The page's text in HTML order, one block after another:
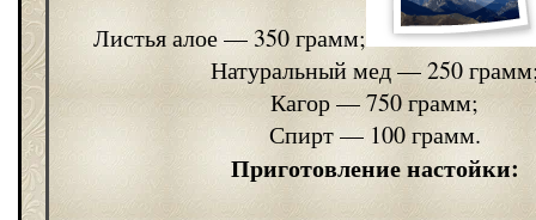
Листья алое — 350 грамм;
Натуральный мед — 250
Кагор — 750 грамм;
Спирт — 100 грамм.
Приготовление настойки: